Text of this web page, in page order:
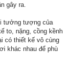
gây ra.
tưởng tượng của
to, nặng, cồng kềnh
có thiết kế vô cùng
khác nhau để phù